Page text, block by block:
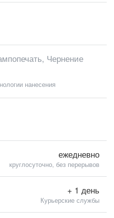
Чернение
нанесения
ежедневно
круглосуточно, без перерывов
+ 1 день
Курьерские службы